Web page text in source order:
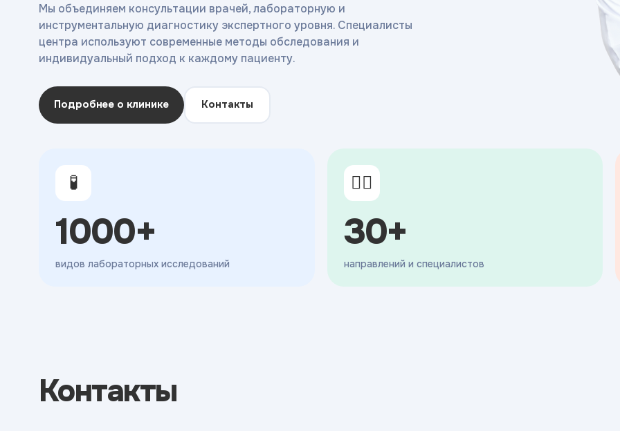
Мы объединяем консультации врачей, лабораторную и
инструментальную диагностику экспертного уровня. Специалисты
центра используют современные методы обследования и
индивидуальный подход к каждому пациенту.
Подробнее о клинике Контакты
🧪
1000+
видов лабораторных исследований
👨‍⚕️
30+
направлений и специалистов
Контакты